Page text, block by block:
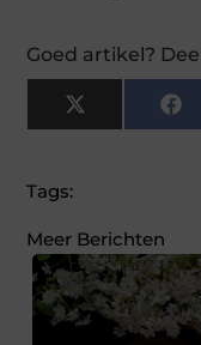
Goed artikel?
X
(Twitter)
Tags:
Meer Berichten